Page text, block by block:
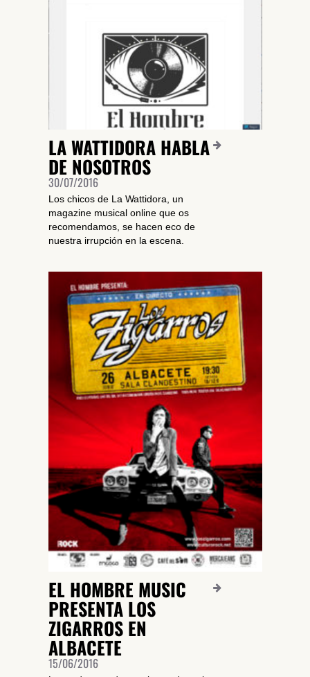
LA WATTIDORA HABLA
DE NOSOTROS
30/07/2016
Los chicos de La Wattidora, un
magazine musical online que os
recomendamos, se hacen eco de
nuestra irrupción en la escena.
EL HOMBRE MUSIC
PRESENTA LOS
ZIGARROS EN
ALBACETE
15/06/2016